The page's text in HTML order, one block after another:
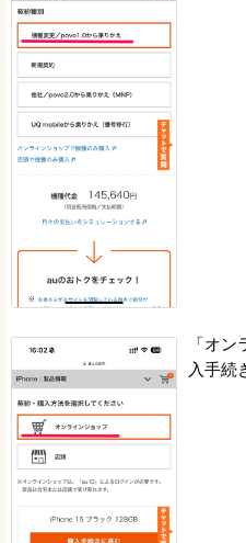
「オ
入手続